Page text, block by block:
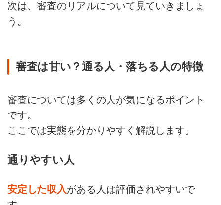
次は、審査のリアルについて見ていきましょ
う。
審査は甘い？通る人・落ちる人の特徴
審査については多くの人が気になるポイント
です。
ここでは実態を分かりやすく解説します。
通りやすい人
安定した収入がある人は評価されやすいで